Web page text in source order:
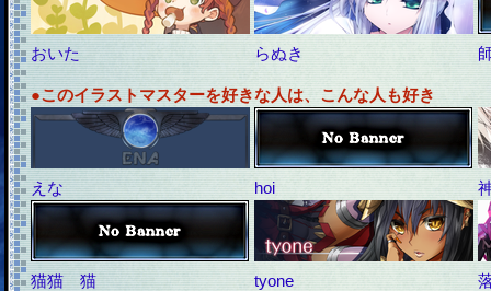
おいた らぬき
●このイラストマスターを好きな人は、こんな人も好き
えな hoi
猫猫 猫 tyone